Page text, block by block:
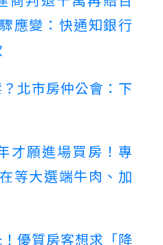
應變：快通知銀行
北市房仲公會：下
才願進場買房！專
等大選端牛肉、加
優質房客想求「降